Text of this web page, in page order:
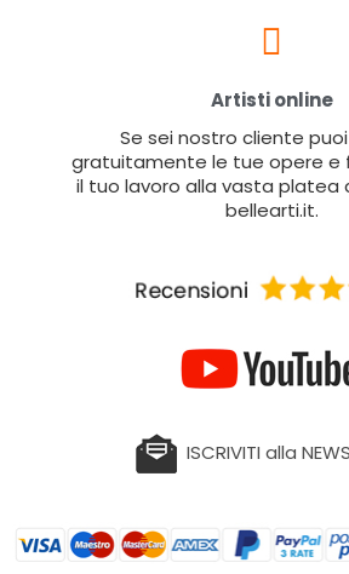
Artisti online
Se sei nostro cliente
gratuitamente le tue opere e
il tuo lavoro alla vasta platea
bellearti.it.
ISCRIVITI alla